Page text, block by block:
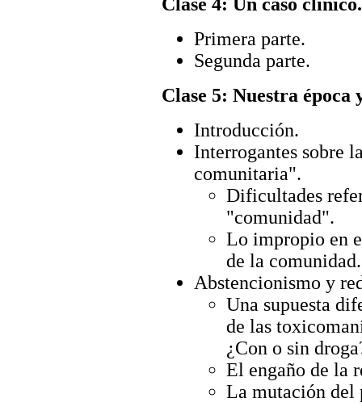
Primera parte.
Segunda parte.
Clase 5: Nuestra época
Introducción.
Interrogantes sobre
comunitaria".
Dificultades
"comunidad".
Lo impropio en
de la comunidad.
Abstencionismo y
Una supuesta
de las
¿Con o sin
El engaño de la
La mutación del